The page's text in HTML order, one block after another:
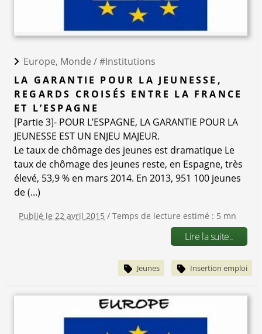
Europe, Monde /#Institutions
LA GARANTIE POUR LA JEUNESSE,
REGARDS CROISÉS ENTRE LA FRANCE
ET L’ESPAGNE
[Partie 3]- POUR L’ESPAGNE, LA GARANTIE POUR LA
JEUNESSE EST UN ENJEU MAJEUR.
Le taux de chômage des jeunes est dramatique Le
taux de chômage des jeunes reste, en Espagne, très
élevé, 53,9 % en mars 2014. En 2013, 951 100 jeunes
de (...)
Publié le 22 avril 2015 / Temps de lecture estimé : 5 mn
Lire la suite..
Jeunes Insertion emploi